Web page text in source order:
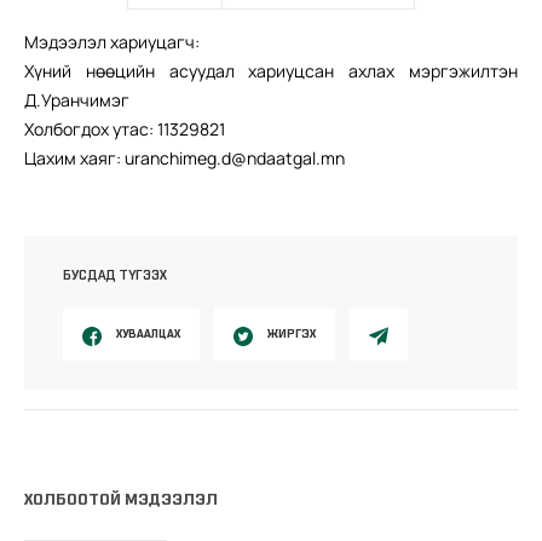
Мэдээлэл хариуцагч:
Хүний нөөцийн асуудал хариуцсан ахлах мэргэжилтэн
Д.Уранчимэг
Холбогдох утас: 11329821
Цахим хаяг: uranchimeg.d@ndaatgal.mn
БУСДАД ТҮГЭЭХ
ХУВААЛЦАХ ЖИРГЭХ
ХОЛБООТОЙ МЭДЭЭЛЭЛ